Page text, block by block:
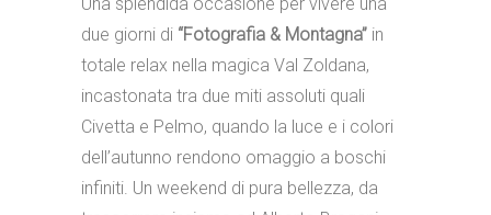
due giorni di “Fotografia & Montagna” in
totale relax nella magica Val Zoldana,
incastonata tra due miti assoluti quali
Civetta e Pelmo, quando la luce e i colori
dell’autunno rendono omaggio a boschi
infiniti. Un weekend di pura bellezza, da